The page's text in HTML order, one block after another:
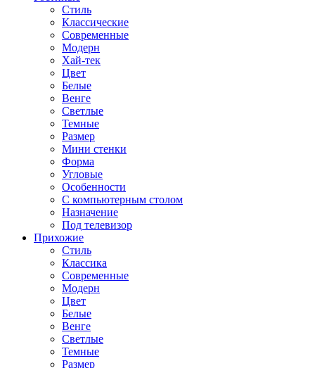
Стиль
Классические
Современные
Модерн
Хай-тек
Цвет
Белые
Венге
Светлые
Темные
Размер
Мини стенки
Форма
Угловые
Особенности
С компьютерным столом
Назначение
Под телевизор
Прихожие
Стиль
Классика
Современные
Модерн
Цвет
Белые
Венге
Светлые
Темные
Размер